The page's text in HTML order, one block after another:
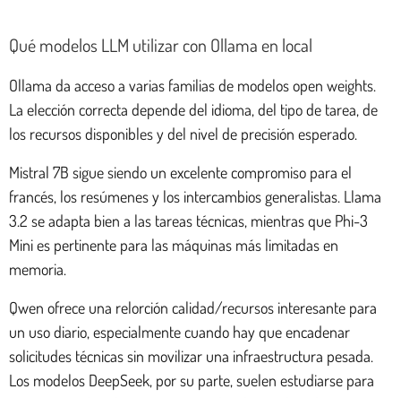
Qué modelos LLM utilizar con Ollama en local
Ollama da acceso a varias familias de modelos open weights.
La elección correcta depende del idioma, del tipo de tarea, de
los recursos disponibles y del nivel de precisión esperado.
Mistral 7B sigue siendo un excelente compromiso para el
francés, los resúmenes y los intercambios generalistas. Llama
3.2 se adapta bien a las tareas técnicas, mientras que Phi-3
Mini es pertinente para las máquinas más limitadas en
memoria.
Qwen ofrece una relorción calidad/recursos interesante para
un uso diario, especialmente cuando hay que encadenar
solicitudes técnicas sin movilizar una infraestructura pesada.
Los modelos DeepSeek, por su parte, suelen estudiarse para